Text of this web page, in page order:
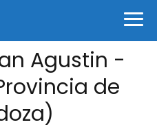
Agustin -
de